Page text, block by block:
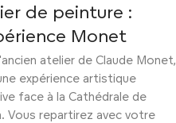
de peinture :
Monet
atelier de Claude Monet,
expérience artistique
face à la Cathédrale de
Vous repartirez avec votre